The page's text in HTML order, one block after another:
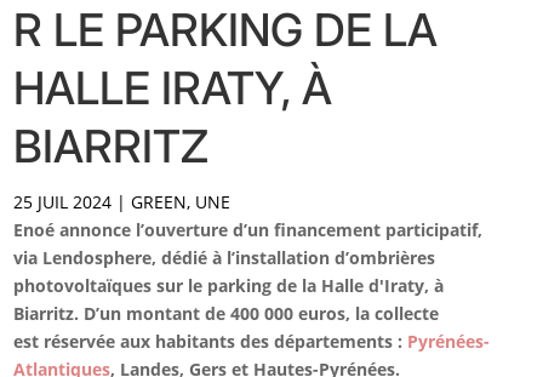
R LE PARKING DE LA
HALLE IRATY, À
BIARRITZ
25 JUIL 2024 |GREEN, UNE
Enoé annonce l’ouverture d’un financement participatif,
via Lendosphere, dédié à l’installation d’ombrières
photovoltaïques sur le parking de la Halle d'Iraty, à
Biarritz. D’un montant de 400 000 euros, la collecte
est réservée aux habitants des départements : Pyrénées-
Atlantiques, Landes, Gers et Hautes-Pyrénées.